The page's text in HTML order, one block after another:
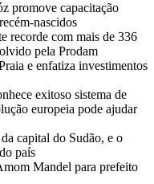
promove capacitação
nascidos
recorde com mais de 336
pela Prodam
e enfatiza investimentos
exitoso sistema de
europeia pode ajudar
capital do Sudão, e o
país
Mandel para prefeito